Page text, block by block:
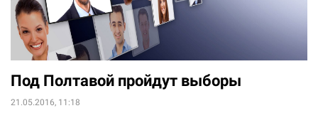
Под Полтавой пройдут выборы
21.05.2016, 11:18